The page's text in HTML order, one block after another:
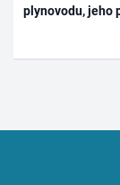
plynovodu, jeho